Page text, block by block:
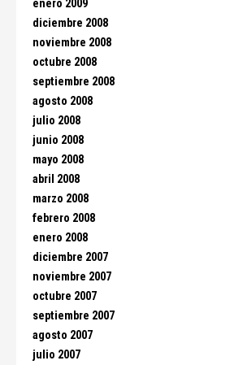
enero 2009
diciembre 2008
noviembre 2008
octubre 2008
septiembre 2008
agosto 2008
julio 2008
junio 2008
mayo 2008
abril 2008
marzo 2008
febrero 2008
enero 2008
diciembre 2007
noviembre 2007
octubre 2007
septiembre 2007
agosto 2007
julio 2007